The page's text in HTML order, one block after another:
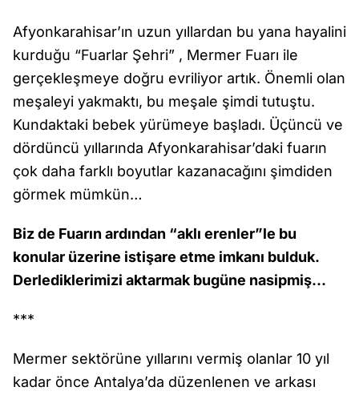
Afyonkarahisar’ın uzun yıllardan bu yana hayalini
kurduğu “Fuarlar Şehri” , Mermer Fuarı ile
gerçekleşmeye doğru evriliyor artık. Önemli olan
meşaleyi yakmaktı, bu meşale şimdi tutuştu.
Kundaktaki bebek yürümeye başladı. Üçüncü ve
dördüncü yıllarında Afyonkarahisar’daki fuarın
çok daha farklı boyutlar kazanacağını şimdiden
görmek mümkün…
Biz de Fuarın ardından “aklı erenler”le bu
konular üzerine istişare etme imkanı bulduk.
Derlediklerimizi aktarmak bugüne nasipmiş…
***
Mermer sektörüne yıllarını vermiş olanlar 10 yıl
kadar önce Antalya’da düzenlenen ve arkası